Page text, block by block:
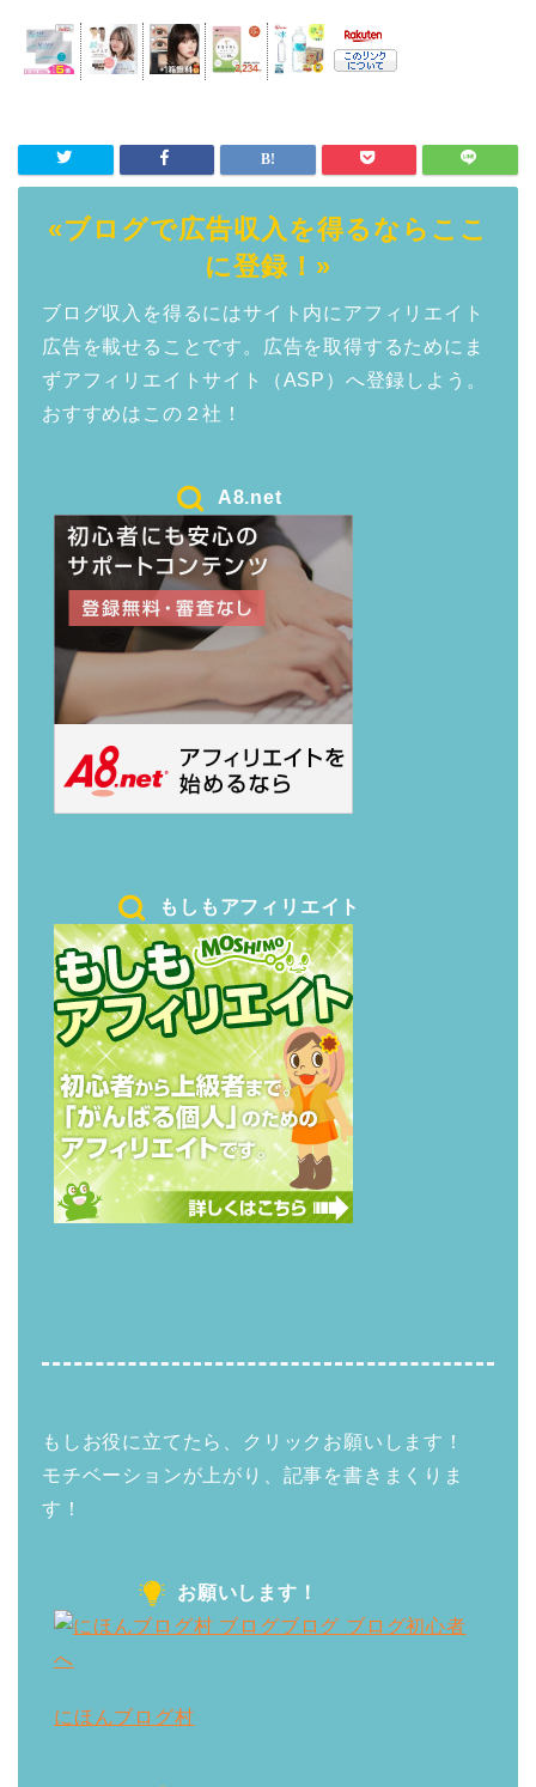
«ブログで広告収入を得るならここ
に登録！»
ブログ収入を得るにはサイト内にアフィリエイト
広告を載せることです。広告を取得するためにま
ずアフィリエイトサイト（ASP）へ登録しよう。
おすすめはこの２社！
A8.net
もしもアフィリエイト
もしお役に立てたら、クリックお願いします！
モチベーションが上がり、記事を書きまくりま
す！
お願いします！
にほんブログ村